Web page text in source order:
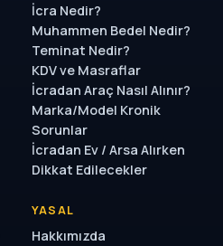
İcra Nedir?
Muhammen Bedel Nedir?
Teminat Nedir?
KDV ve Masraflar
İcradan Araç Nasıl Alınır?
Marka/Model Kronik
Sorunlar
İcradan Ev / Arsa Alırken
Dikkat Edilecekler
YASAL
Hakkımızda